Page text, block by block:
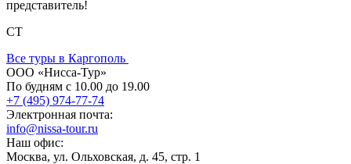
представитель!
СТ
Все туры в Каргополь
ООО «Нисса-Тур»
По будням с 10.00 до 19.00
+7 (495) 974-77-74
Электронная почта:
info@nissa-tour.ru
Наш офис:
Москва, ул. Ольховская, д. 45, стр. 1